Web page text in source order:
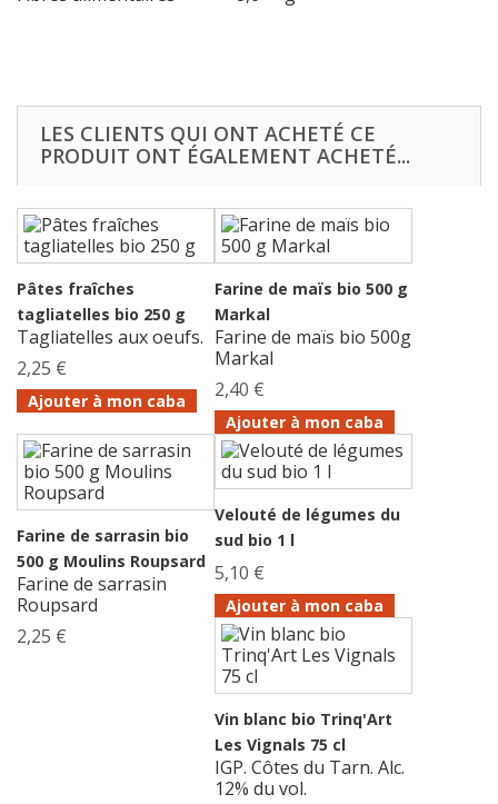
LES CLIENTS QUI ONT ACHETÉ CE
PRODUIT ONT ÉGALEMENT ACHETÉ...
Pâtes fraîches
tagliatelles bio 250 g
Tagliatelles aux oeufs.
2,25 €
Ajouter à mon caba
Farine de maïs bio 500 g
Markal
Farine de maïs bio 500g
Markal
2,40 €
Ajouter à mon caba
Farine de sarrasin bio
500 g Moulins Roupsard
Farine de sarrasin
Roupsard
2,25 €
Velouté de légumes du
sud bio 1 l
5,10 €
Ajouter à mon caba
Vin blanc bio Trinq'Art
Les Vignals 75 cl
IGP. Côtes du Tarn. Alc.
12% du vol.